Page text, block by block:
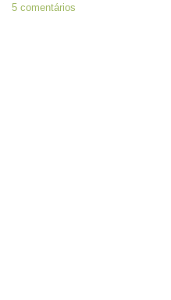
5 comentários